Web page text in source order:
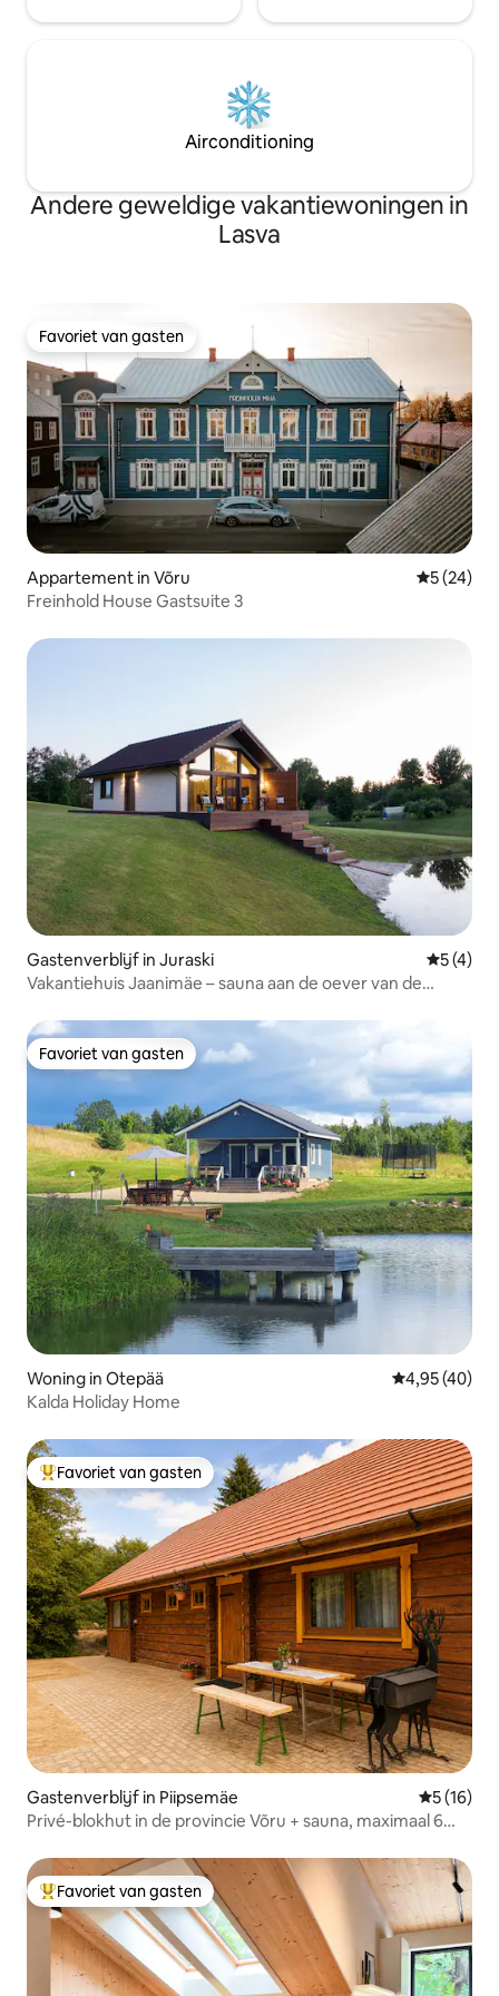
Airconditioning
Andere geweldige vakantiewoningen in
Lasva
Favoriet van gasten
Favoriet van gasten
Appartement in Võru
5 (24)
Freinhold House Gastsuite 3
Gastenverblijf in Juraski
5 (4)
Vakantiehuis Jaanimäe – sauna aan de oever van de
Favoriet van gasten
Favoriet van gasten
Woning in Otepää Gemiddelde
4,95 (40)
Kalda Holiday Home
Topfavoriet van gasten
Favoriet van gasten
Gastenverblijf in Piipsemäe
5 (16)
Privé-blokhut in de provincie Võru + sauna, maximaal 6
Topfavoriet van gasten
Favoriet van gasten